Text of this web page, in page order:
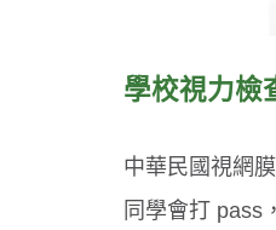
學校視力檢
中華民國視網
同學會打 pass